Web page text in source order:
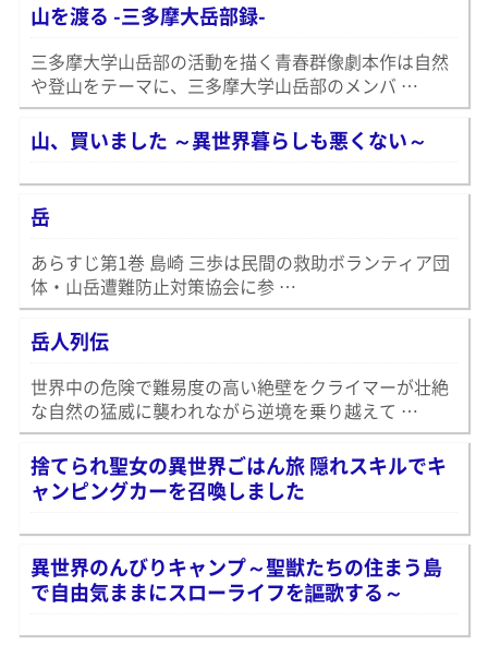
山を渡る -三多摩大岳部録-
三多摩大学山岳部の活動を描く青春群像劇本作は自然
や登山をテーマに、三多摩大学山岳部のメンバ …
山、買いました ～異世界暮らしも悪くない～
岳
あらすじ第1巻 島崎 三歩は民間の救助ボランティア団
体・山岳遭難防止対策協会に参 …
岳人列伝
世界中の危険で難易度の高い絶壁をクライマーが壮絶
な自然の猛威に襲われながら逆境を乗り越えて …
捨てられ聖女の異世界ごはん旅 隠れスキルでキ
ャンピングカーを召喚しました
異世界のんびりキャンプ～聖獣たちの住まう島
で自由気ままにスローライフを謳歌する～